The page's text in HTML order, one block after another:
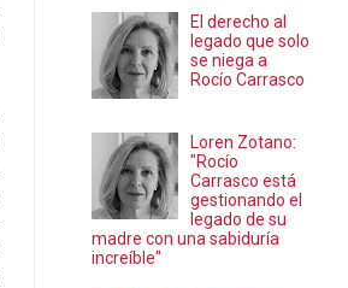
El derecho al
legado que solo
se niega a
Rocío Carrasco
Loren Zotano:
"Rocío
Carrasco está
gestionando el
legado de su
madre con una sabiduría
increíble"